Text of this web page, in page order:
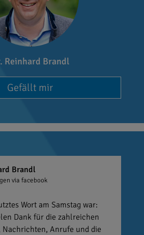
Reinhard Brandl
Gefällt mir
Brandl
via facebook
Wort am Samstag war:
Dank für die zahlreichen
Nachrichten, Anrufe und die